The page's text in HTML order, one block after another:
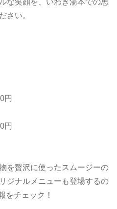
さい。
円
円
を贅沢に使ったスムージーの
ジナルメニューも登場するの
をチェック！